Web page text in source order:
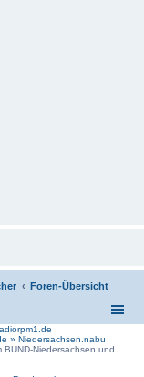
Foren-Übersicht
» Niedersachsen.nabu
BUND-Niedersachsen und